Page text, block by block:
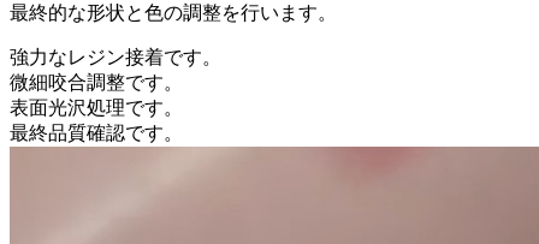
最終的な形状と色の調整を行います。
強力なレジン接着です。
微細咬合調整です。
表面光沢処理です。
最終品質確認です。